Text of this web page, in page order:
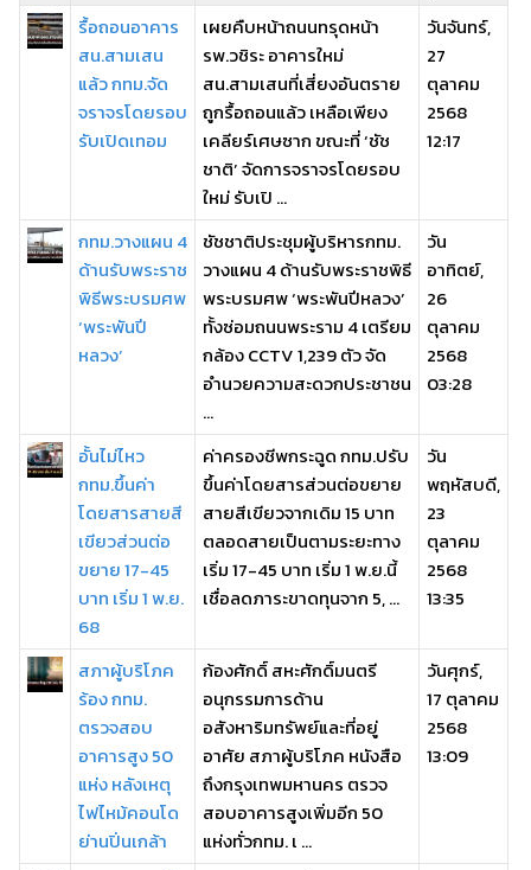
รื้อถอนอาคาร
สน.สามเสน
แล้ว กทม.จัด
จราจรโดยรอบ
รับเปิดเทอม
เผยคืบหน้าถนนทรุดหน้า
รพ.วชิระ อาคารใหม่
สน.สามเสนที่เสี่ยงอันตราย
ถูกรื้อถอนแล้ว เหลือเพียง
เคลียร์เศษซาก ขณะที่ ‘ชัช
ชาติ’ จัดการจราจรโดยรอบ
ใหม่ รับเปิ ...
วันจันทร์,
27
ตุลาคม
2568
12:17
กทม.วางแผน 4
ด้านรับพระราช
พิธีพระบรมศพ
‘พระพันปี
หลวง’
ชัชชาติประชุมผู้บริหารกทม.
วางแผน 4 ด้านรับพระราชพิธี
พระบรมศพ ‘พระพันปีหลวง’
ทั้งซ่อมถนนพระราม 4 เตรียม
กล้อง CCTV 1,239 ตัว จัด
อำนวยความสะดวกประชาชน
...
วัน
อาทิตย์,
26
ตุลาคม
2568
03:28
อั้นไม่ไหว
กทม.ขึ้นค่า
โดยสารสายสี
เขียวส่วนต่อ
ขยาย 17-45
บาท เริ่ม 1 พ.ย.
68
ค่าครองชีพกระฉูด กทม.ปรับ
ขึ้นค่าโดยสารส่วนต่อขยาย
สายสีเขียวจากเดิม 15 บาท
ตลอดสายเป็นตามระยะทาง
เริ่ม 17-45 บาท เริ่ม 1 พ.ย.นี้
เชื่อลดภาระขาดทุนจาก 5, ...
วัน
พฤหัสบดี,
23
ตุลาคม
2568
13:35
สภาผู้บริโภค
ร้อง กทม.
ตรวจสอบ
อาคารสูง 50
แห่ง หลังเหตุ
ไฟไหม้คอนโด
ย่านปิ่นเกล้า
ก้องศักดิ์ สหะศักดิ์มนตรี
อนุกรรมการด้าน
อสังหาริมทรัพย์และที่อยู่
อาศัย สภาผู้บริโภค หนังสือ
ถึงกรุงเทพมหานคร ตรวจ
สอบอาคารสูงเพิ่มอีก 50
แห่งทั่วกทม. เ ...
วันศุกร์,
17 ตุลาคม
2568
13:09